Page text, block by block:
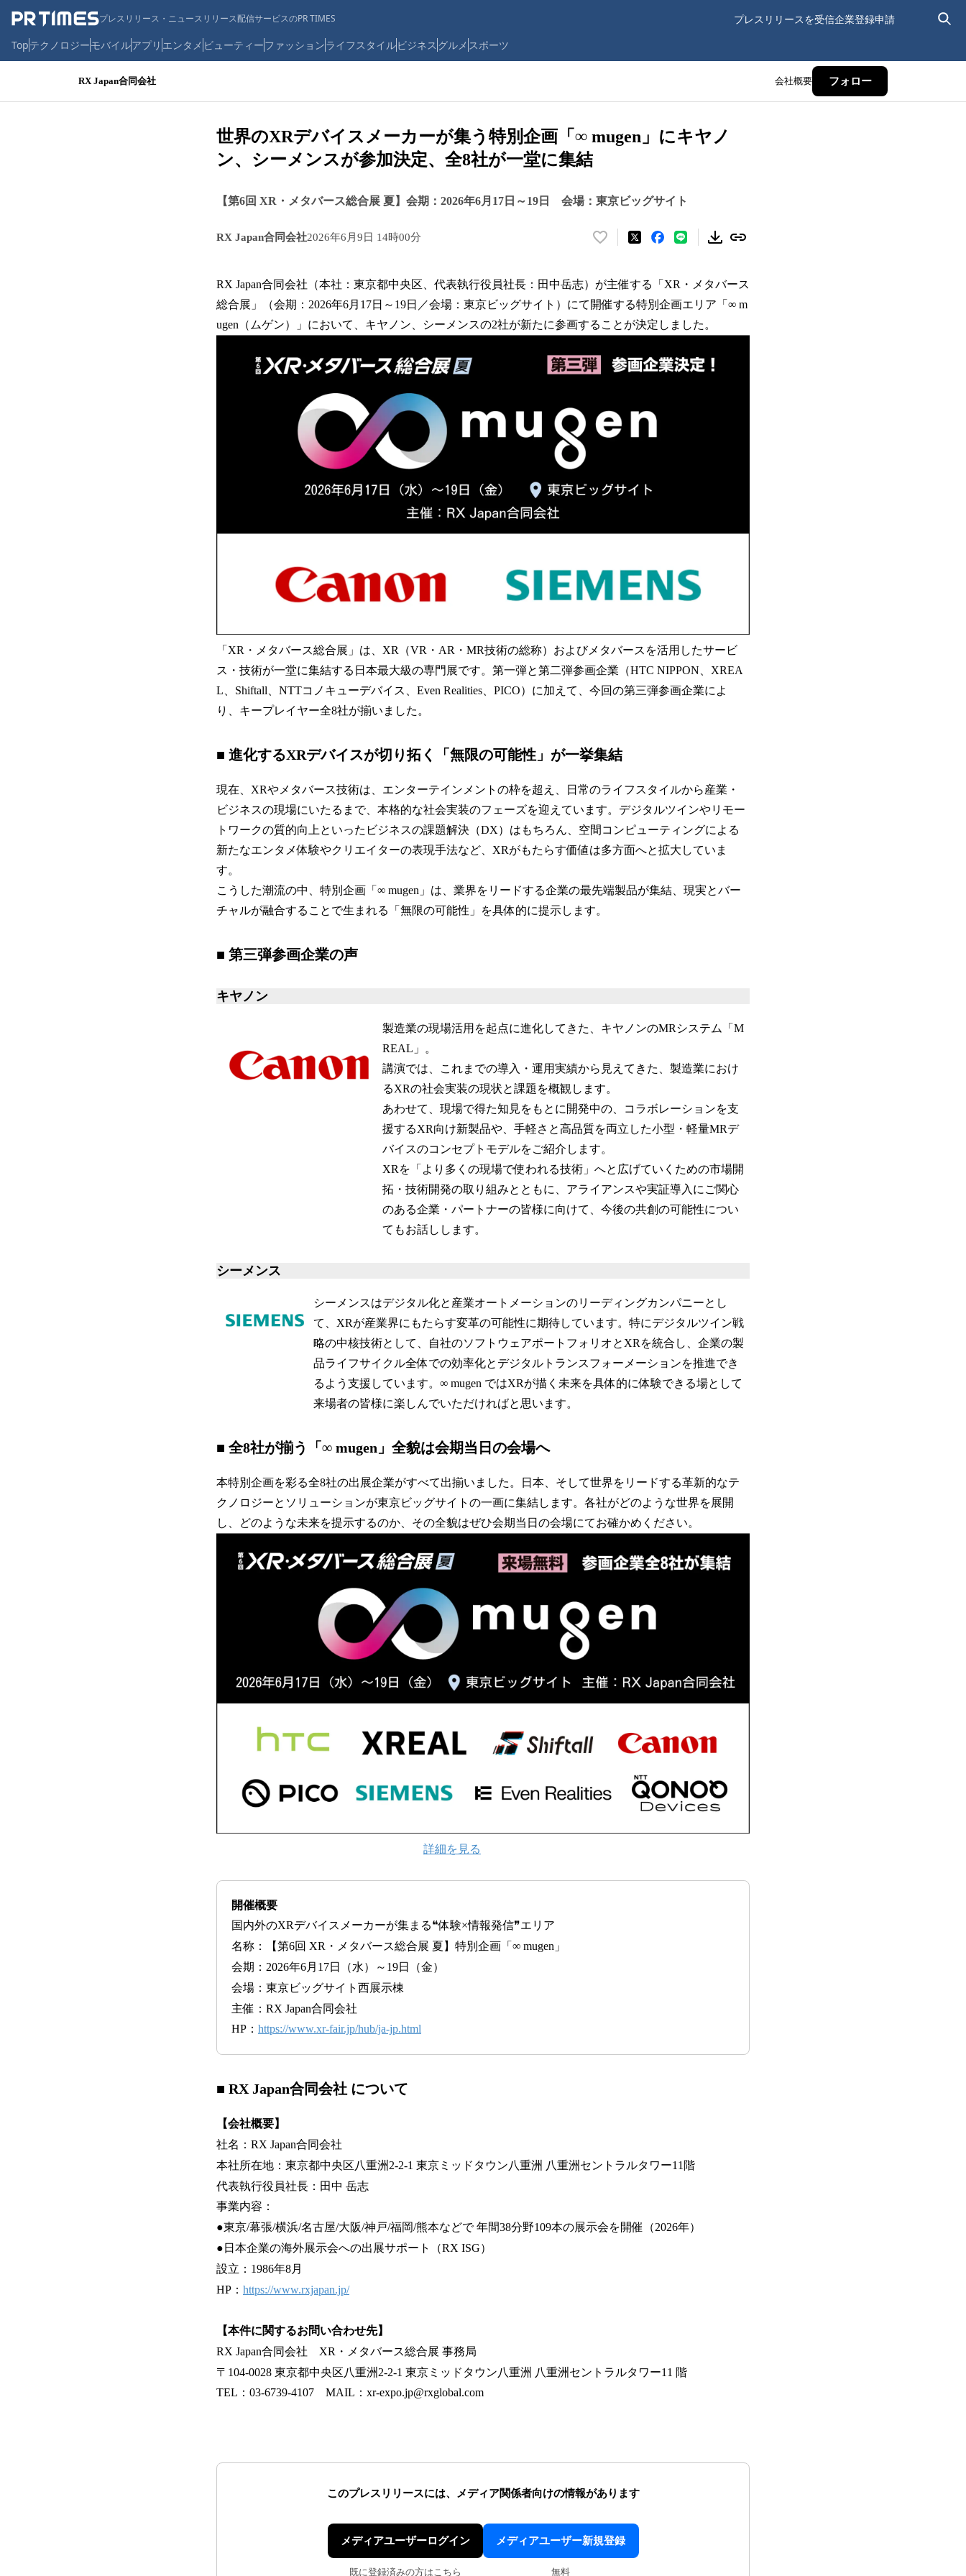
プレスリリース・ニュースリリース配信サービスのPR TIMES プレスリリースを受信企業登録申請
Topテクノロジーモバイルアプリ エンタメ ビューティーファッションライフスタイルビジネス グルメ スポーツ
RX Japan合同会社 会社概要 フォロー
世界のXRデバイスメーカーが集う特別企画「∞ mugen」にキヤノ
ン、シーメンスが参加決定、全8社が一堂に集結
【第6回 XR・メタバース総合展 夏】会期：2026年6月17日～19日 会場：東京ビッグサイト
RX Japan合同会社2026年6月9日 14時00分
い
！
数
を
読
で
す
RX Japan合同会社（本社：東京都中央区、代表執行役員社長：田中岳志）が主催する「XR・メタバース
総合展」（会期：2026年6月17日～19日／会場：東京ビッグサイト）にて開催する特別企画エリア「∞ m
ugen（ムゲン）」において、キヤノン、シーメンスの2社が新たに参画することが決定しました。
「XR・メタバース総合展」は、XR（VR・AR・MR技術の総称）およびメタバースを活用したサービ
ス・技術が一堂に集結する日本最大級の専門展です。第一弾と第二弾参画企業（HTC NIPPON、XREA
L、Shiftall、NTTコノキューデバイス、Even Realities、PICO）に加えて、今回の第三弾参画企業によ
り、キープレイヤー全8社が揃いました。
■ 進化するXRデバイスが切り拓く「無限の可能性」が一挙集結
現在、XRやメタバース技術は、エンターテインメントの枠を超え、日常のライフスタイルから産業・
ビジネスの現場にいたるまで、本格的な社会実装のフェーズを迎えています。デジタルツインやリモー
トワークの質的向上といったビジネスの課題解決（DX）はもちろん、空間コンピューティングによる
新たなエンタメ体験やクリエイターの表現手法など、XRがもたらす価値は多方面へと拡大していま
す。
こうした潮流の中、特別企画「∞ mugen」は、業界をリードする企業の最先端製品が集結、現実とバー
チャルが融合することで生まれる「無限の可能性」を具体的に提示します。
■ 第三弾参画企業の声
キヤノン
製造業の現場活用を起点に進化してきた、キヤノンのMRシステム「M
REAL」。
講演では、これまでの導入・運用実績から見えてきた、製造業におけ
るXRの社会実装の現状と課題を概観します。
あわせて、現場で得た知見をもとに開発中の、コラボレーションを支
援するXR向け新製品や、手軽さと高品質を両立した小型・軽量MRデ
バイスのコンセプトモデルをご紹介します。
XRを「より多くの現場で使われる技術」へと広げていくための市場開
拓・技術開発の取り組みとともに、アライアンスや実証導入にご関心
のある企業・パートナーの皆様に向けて、今後の共創の可能性につい
てもお話しします。
シーメンス
シーメンスはデジタル化と産業オートメーションのリーディングカンパニーとし
て、XRが産業界にもたらす変革の可能性に期待しています。特にデジタルツイン戦
略の中核技術として、自社のソフトウェアポートフォリオとXRを統合し、企業の製
品ライフサイクル全体での効率化とデジタルトランスフォーメーションを推進でき
るよう支援しています。∞ mugen ではXRが描く未来を具体的に体験できる場として
来場者の皆様に楽しんでいただければと思います。
■ 全8社が揃う「∞ mugen」全貌は会期当日の会場へ
本特別企画を彩る全8社の出展企業がすべて出揃いました。日本、そして世界をリードする革新的なテ
クノロジーとソリューションが東京ビッグサイトの一画に集結します。各社がどのような世界を展開
し、どのような未来を提示するのか、その全貌はぜひ会期当日の会場にてお確かめください。
詳細を見る
開催概要
国内外のXRデバイスメーカーが集まる❝体験×情報発信❞エリア
名称：【第6回 XR・メタバース総合展 夏】特別企画「∞ mugen」
会期：2026年6月17日（水）～19日（金）
会場：東京ビッグサイト西展示棟
主催：RX Japan合同会社
HP： https://www.xr-fair.jp/hub/ja-jp.html
■ RX Japan合同会社 について
【会社概要】
社名：RX Japan合同会社
本社所在地：東京都中央区八重洲2-2-1 東京ミッドタウン八重洲 八重洲セントラルタワー11階
代表執行役員社長：田中 岳志
事業内容：
●東京/幕張/横浜/名古屋/大阪/神戸/福岡/熊本などで 年間38分野109本の展示会を開催（2026年）
●日本企業の海外展示会への出展サポート（RX ISG）
設立：1986年8月
HP： https://www.rxjapan.jp/
【本件に関するお問い合わせ先】
RX Japan合同会社 XR・メタバース総合展 事務局
〒104-0028 東京都中央区八重洲2-2-1 東京ミッドタウン八重洲 八重洲セントラルタワー11 階
TEL：03-6739-4107 MAIL：xr-expo.jp@rxglobal.com
このプレスリリースには、 メディア関係者向けの情報があります
メディアユーザーログイン
既に登録済みの方はこちら
メディアユーザー新規登録
無料